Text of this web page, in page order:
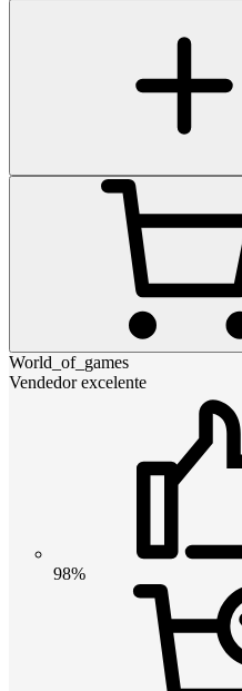
World_of_games
Vendedor excelente
98%